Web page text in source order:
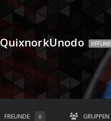
QuixnorkUnodo OFFLINE
FREUNDE 0 GRUPPEN